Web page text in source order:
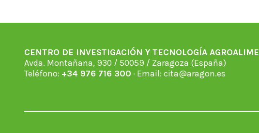
CENTRO DE INVESTIGACIÓN Y TECNOLOGÍA
Avda. Montañana, 930 / 50059 / Zaragoza (España)
Teléfono: +34 976 716 300 · Email: cita@aragon.es